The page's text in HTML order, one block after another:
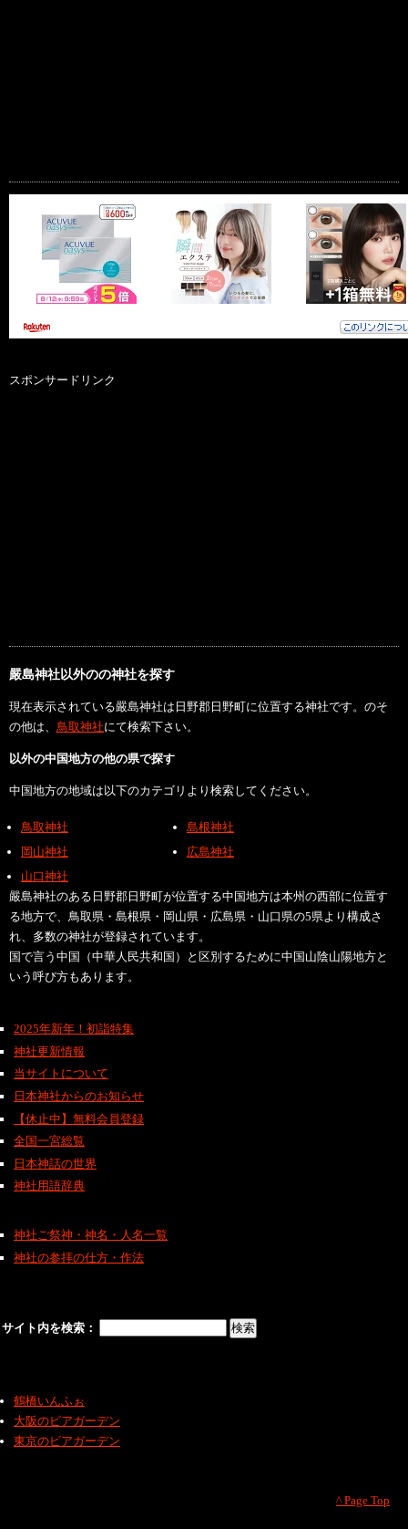
スポンサードリンク
嚴島神社以外のの神社を探す
現在表示されている嚴島神社は日野郡日野町に位置する神社です。のそ
の他は、 鳥取神社にて検索下さい。
以外の中国地方の他の県で探す
中国地方の地域は以下のカテゴリより検索してください。
鳥取神社
島根神社
岡山神社
広島神社
山口神社
嚴島神社のある日野郡日野町が位置する中国地方は本州の西部に位置す
る地方で、鳥取県・島根県・岡山県・広島県・山口県の5県より構成さ
れ、多数の神社が登録されています。
国で言う中国（中華人民共和国）と区別するために中国山陰山陽地方と
いう呼び方もあります。
2025年新年！初詣特集
神社更新情報
当サイトについて
日本神社からのお知らせ
【休止中】無料会員登録
全国一宮総覧
日本神話の世界
神社用語辞典
神社ご祭神・神名・人名一覧
神社の参拝の仕方・作法
サイト内を検索：
鶴橋いんふぉ
大阪のビアガーデン
東京のビアガーデン
^ Page Top